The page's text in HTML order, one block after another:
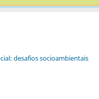
desafios socioambientais